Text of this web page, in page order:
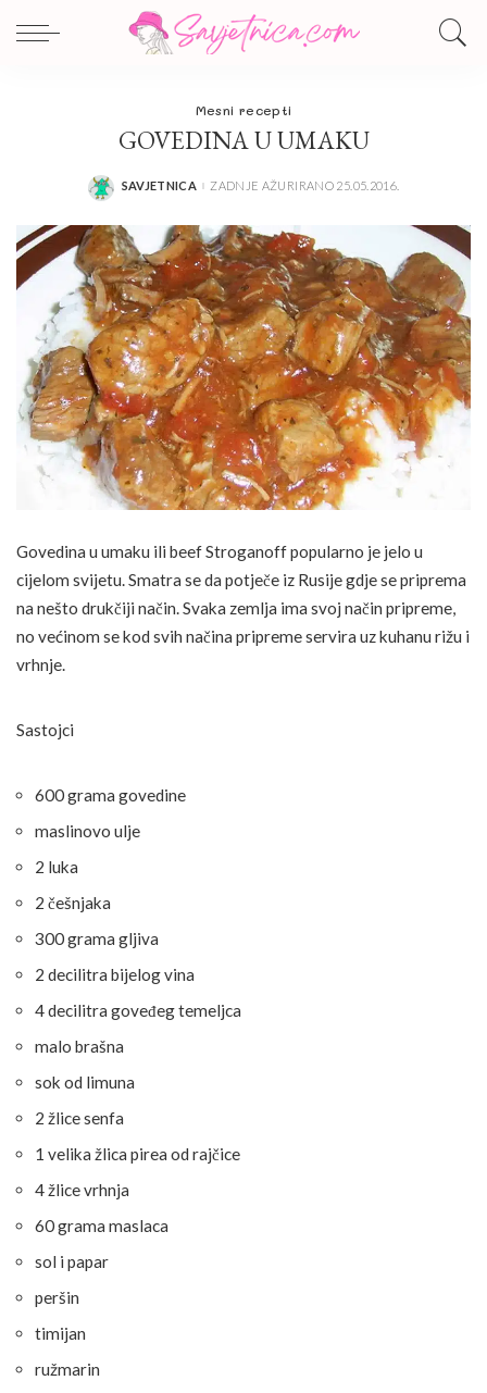
Mesni recepti
GOVEDINA U UMAKU
POSTED
SAVJETNICA ZADNJE AŽURIRANO 25.05.2016.
Govedina u umaku ili beef Stroganoff popularno je jelo u
cijelom svijetu. Smatra se da potječe iz Rusije gdje se priprema
na nešto drukčiji način. Svaka zemlja ima svoj način pripreme,
no većinom se kod svih načina pripreme servira uz kuhanu rižu i
vrhnje.
Sastojci
600 grama govedine
maslinovo ulje
2 luka
2 češnjaka
300 grama gljiva
2 decilitra bijelog vina
4 decilitra goveđeg temeljca
malo brašna
sok od limuna
2 žlice senfa
1 velika žlica pirea od rajčice
4 žlice vrhnja
60 grama maslaca
sol i papar
peršin
timijan
ružmarin